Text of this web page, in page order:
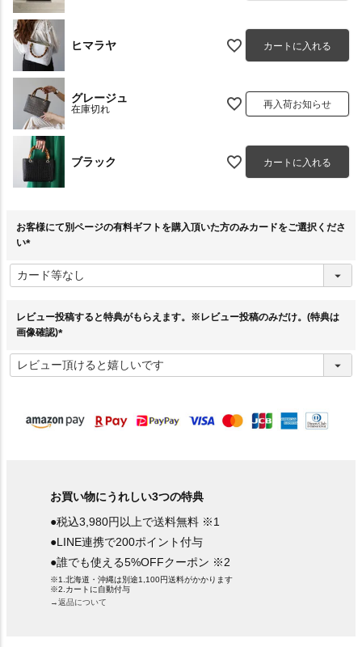
ヒマラヤ カートに入れる
グレージュ
在庫切れ 再入荷お知らせ
ブラック カートに入れる
お客様にて別ページの有料ギフトを購入頂いた方のみカードをご選択くださ
い
必
須
レビュー投稿すると特典がもらえます。※レビュー投稿のみだけ。(特典は
画像確認)
必
須
お買い物にうれしい3つの特典
●税込3,980円以上で送料無料 ※1
●LINE連携で200ポイント付与
●誰でも使える5%OFFクーポン ※2
※1.北海道・沖縄は別途1,100円送料がかかります
※2.カートに自動付与
→返品について